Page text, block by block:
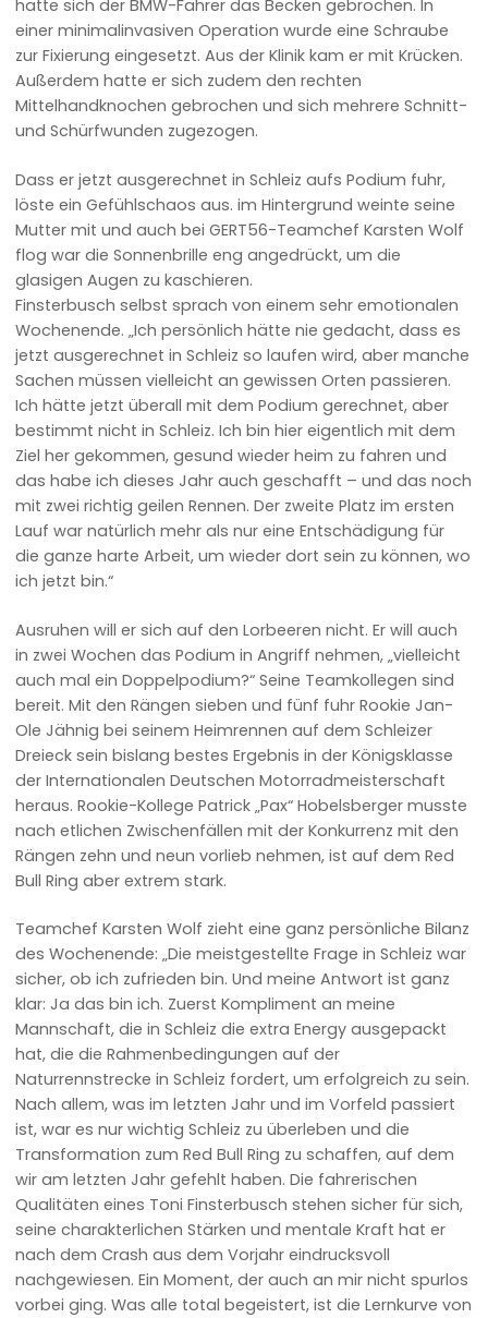
hatte sich der BMW-Fahrer das Becken gebrochen. In
einer minimalinvasiven Operation wurde eine Schraube
zur Fixierung eingesetzt. Aus der Klinik kam er mit Krücken.
Außerdem hatte er sich zudem den rechten
Mittelhandknochen gebrochen und sich mehrere Schnitt-
und Schürfwunden zugezogen.
Dass er jetzt ausgerechnet in Schleiz aufs Podium fuhr,
löste ein Gefühlschaos aus. im Hintergrund weinte seine
Mutter mit und auch bei GERT56-Teamchef Karsten Wolf
flog war die Sonnenbrille eng angedrückt, um die
glasigen Augen zu kaschieren.
Finsterbusch selbst sprach von einem sehr emotionalen
Wochenende. „Ich persönlich hätte nie gedacht, dass es
jetzt ausgerechnet in Schleiz so laufen wird, aber manche
Sachen müssen vielleicht an gewissen Orten passieren.
Ich hätte jetzt überall mit dem Podium gerechnet, aber
bestimmt nicht in Schleiz. Ich bin hier eigentlich mit dem
Ziel her gekommen, gesund wieder heim zu fahren und
das habe ich dieses Jahr auch geschafft – und das noch
mit zwei richtig geilen Rennen. Der zweite Platz im ersten
Lauf war natürlich mehr als nur eine Entschädigung für
die ganze harte Arbeit, um wieder dort sein zu können, wo
ich jetzt bin.“
Ausruhen will er sich auf den Lorbeeren nicht. Er will auch
in zwei Wochen das Podium in Angriff nehmen, „vielleicht
auch mal ein Doppelpodium?“ Seine Teamkollegen sind
bereit. Mit den Rängen sieben und fünf fuhr Rookie Jan-
Ole Jähnig bei seinem Heimrennen auf dem Schleizer
Dreieck sein bislang bestes Ergebnis in der Königsklasse
der Internationalen Deutschen Motorradmeisterschaft
heraus. Rookie-Kollege Patrick „Pax“ Hobelsberger musste
nach etlichen Zwischenfällen mit der Konkurrenz mit den
Rängen zehn und neun vorlieb nehmen, ist auf dem Red
Bull Ring aber extrem stark.
Teamchef Karsten Wolf zieht eine ganz persönliche Bilanz
des Wochenende: „Die meistgestellte Frage in Schleiz war
sicher, ob ich zufrieden bin. Und meine Antwort ist ganz
klar: Ja das bin ich. Zuerst Kompliment an meine
Mannschaft, die in Schleiz die extra Energy ausgepackt
hat, die die Rahmenbedingungen auf der
Naturrennstrecke in Schleiz fordert, um erfolgreich zu sein.
Nach allem, was im letzten Jahr und im Vorfeld passiert
ist, war es nur wichtig Schleiz zu überleben und die
Transformation zum Red Bull Ring zu schaffen, auf dem
wir am letzten Jahr gefehlt haben. Die fahrerischen
Qualitäten eines Toni Finsterbusch stehen sicher für sich,
seine charakterlichen Stärken und mentale Kraft hat er
nach dem Crash aus dem Vorjahr eindrucksvoll
nachgewiesen. Ein Moment, der auch an mir nicht spurlos
vorbei ging. Was alle total begeistert, ist die Lernkurve von